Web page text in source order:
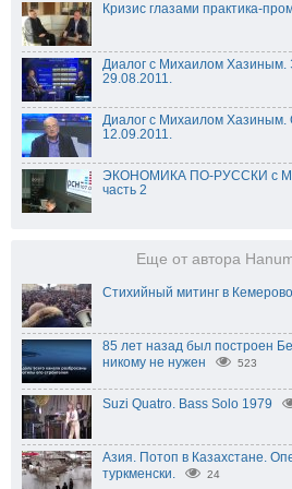
Кризис глазами практика-
Диалог с Михаилом Хазиным.
29.08.2011.
Диалог с Михаилом Хазиным.
12.09.2011.
ЭКОНОМИКА ПО-РУССКИ с
часть 2
Еще от автора
Стихийный митинг в
85 лет назад был построен
никому не нужен
523
Suzi Quatro. Bass Solo 1979
Азия. Потоп в Казахстане.
туркменски.
24